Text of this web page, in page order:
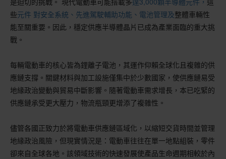
些元件 對安全系統、先進駕駛輔助功能、電池管理及整體車輛性
能至關重要。因此，穩定供應半導體晶片已成為產業面臨的重大挑
戰。
每輛電動車的核心皆為鋰離子電池，其運作仰賴全球化且複雜的供
應鏈支撐。關鍵材料與加工設施僅集中於少數國家，使供應鏈易受
地緣政治變動與貿易中斷影響。隨著電動車需求增長，本已吃緊的
供應鏈承受更大壓力，物流瓶頸更增添了複雜性。
儘管各國正致力於將電動車供應鏈區域化，以縮短交貨時間並管理
地緣政治風險，但現實情況是：電動車往往在單一地點組裝，零件
卻來自全球各地。該領域技術的快速發展使產品生命週期相較於內